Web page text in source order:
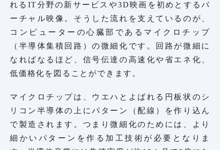
れるIT分野の新サービスや3D映画を初めとするバ
ーチャル映像。そうした流れを支えているのが、
コンピューターの心臓部であるマイクロチップ
（半導体集積回路）の微細化です。回路が微細に
なればなるほど、信号伝達の高速化や省エネ化、
低価格化を図ることができます。
マイクロチップは、ウエハとよばれる円板状のシ
リコン半導体の上にパターン（配線）を作り込ん
で製造されます。つまり微細化のためには、より
細かいパターンを作る加工技術が必要となりま